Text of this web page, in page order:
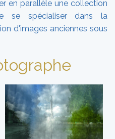
en parallèle une collection
se spécialiser dans la
d'images anciennes sous